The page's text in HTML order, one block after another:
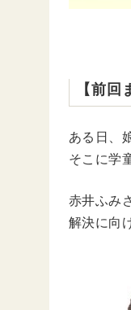
【前回
ある日、
そこに学
赤井ふみ
解決に向